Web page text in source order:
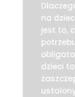
na
jest to,
dzieci